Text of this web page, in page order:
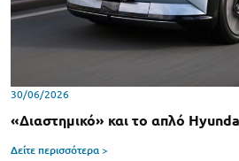
30/06/2026
«Διαστημικό» και το απλό
Δείτε περισσότερα >